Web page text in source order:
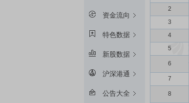
资金流向
特色数据
新股数据
沪深港通
公告大全
2
3
4
5
6
7
8